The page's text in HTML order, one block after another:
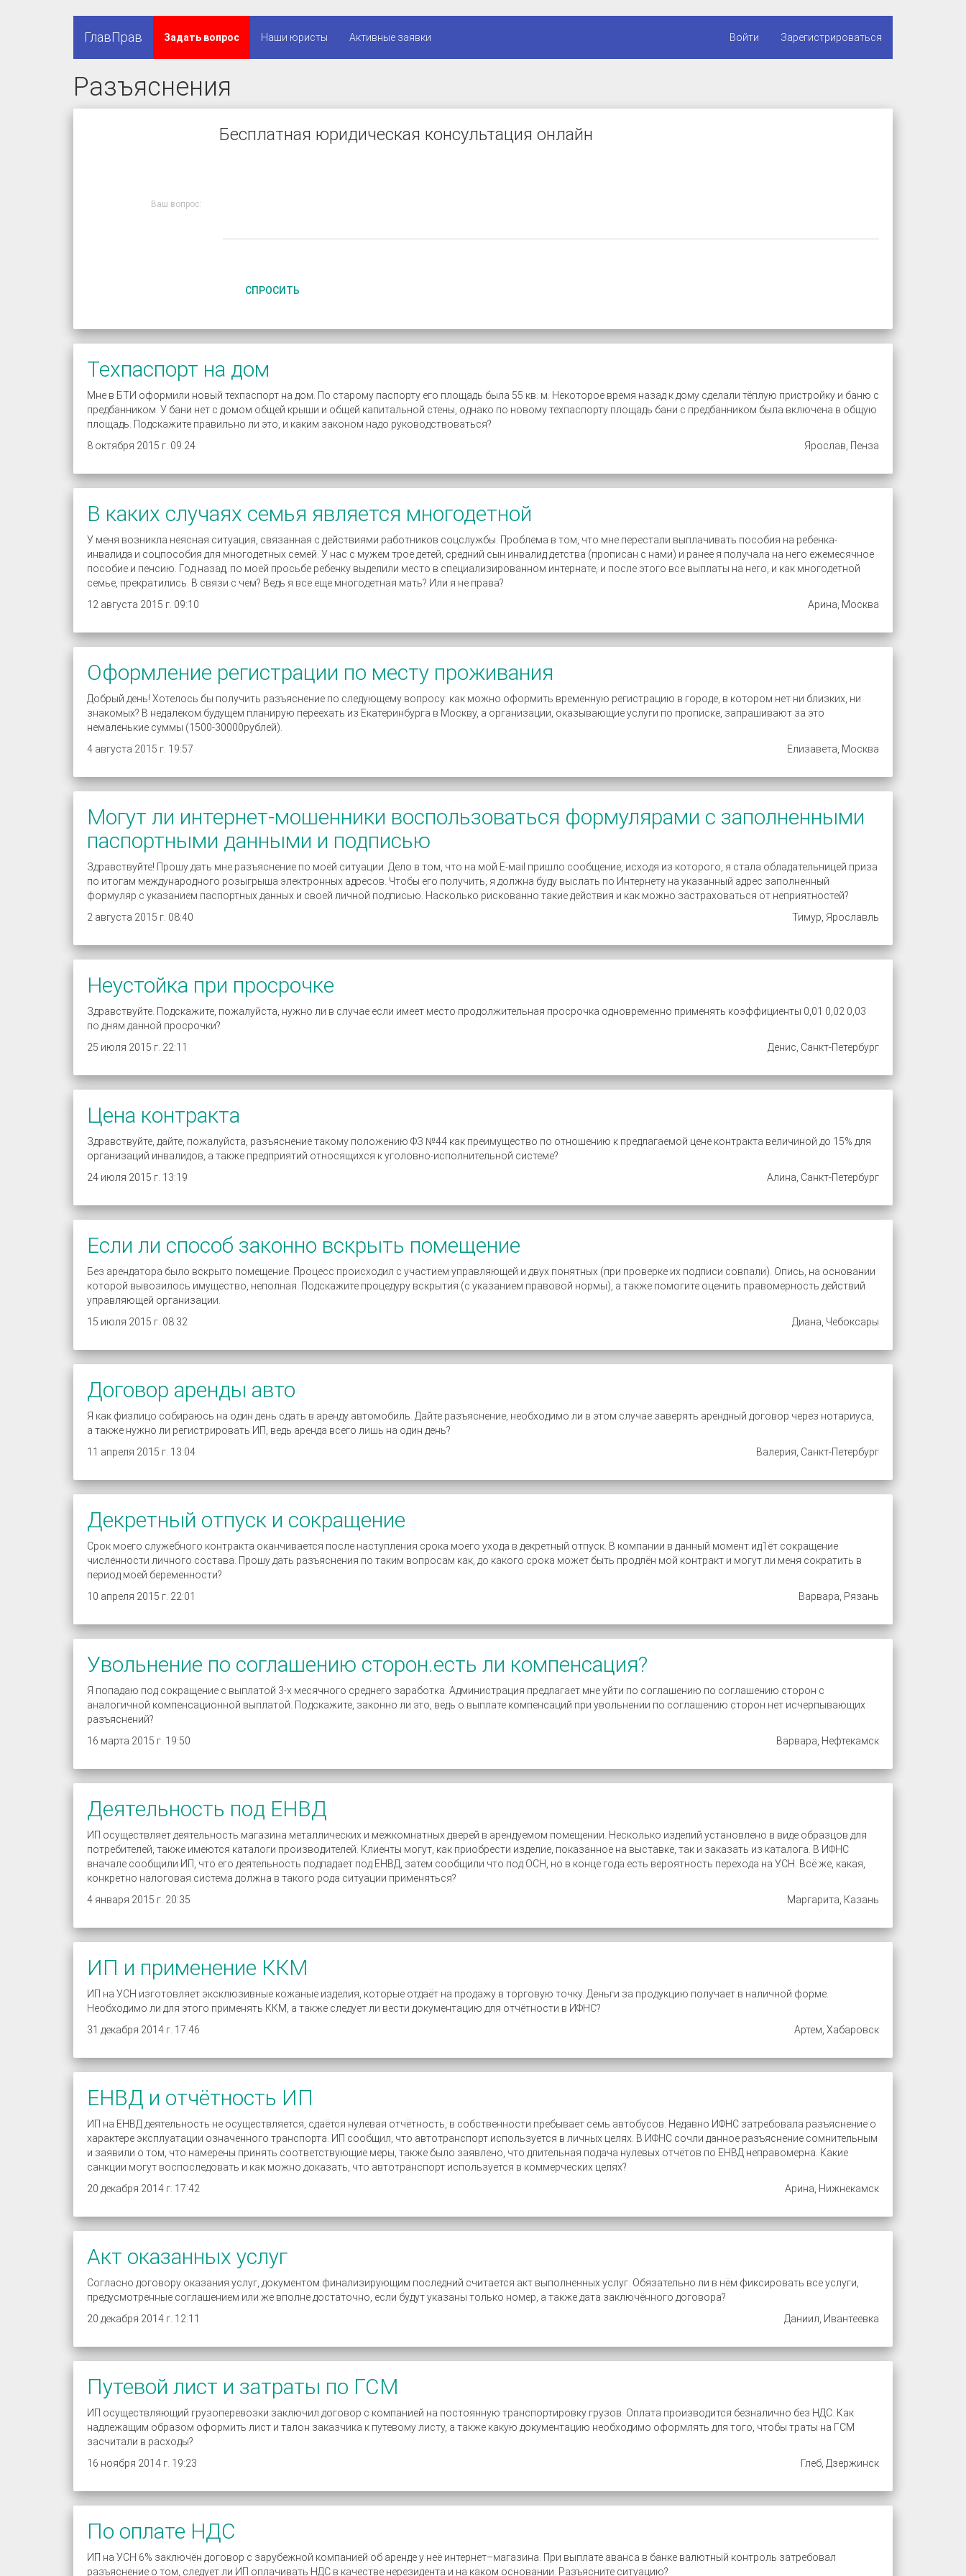
ГлавПрав Задать вопрос Наши юристы Активные заявки Войти Зарегистрироваться
Разъяснения
Бесплатная юридическая консультация онлайн
Ваш вопрос:
СПРОСИТЬ
Техпаспорт на дом
Мне в БТИ оформили новый техпаспорт на дом. По старому паспорту его площадь была 55 кв. м. Некоторое время назад к дому сделали тёплую пристройку и баню с
предбанником. У бани нет с домом общей крыши и общей капитальной стены, однако по новому техпаспорту площадь бани с предбанником была включена в общую
площадь. Подскажите правильно ли это, и каким законом надо руководствоваться?
8 октября 2015 г. 09:24
Ярослав, Пенза
В каких случаях семья является многодетной
У меня возникла неясная ситуация, связанная с действиями работников соцслужбы. Проблема в том, что мне перестали выплачивать пособия на ребенка-
инвалида и соцпособия для многодетных семей. У нас с мужем трое детей, средний сын инвалид детства (прописан с нами) и ранее я получала на него ежемесячное
пособие и пенсию. Год назад, по моей просьбе ребенку выделили место в специализированном интернате, и после этого все выплаты на него, и как многодетной
семье, прекратились. В связи с чем? Ведь я все еще многодетная мать? Или я не права?
12 августа 2015 г. 09:10
Арина, Москва
Оформление регистрации по месту проживания
Добрый день! Хотелось бы получить разъяснение по следующему вопросу: как можно оформить временную регистрацию в городе, в котором нет ни близких, ни
знакомых? В недалеком будущем планирую переехать из Екатеринбурга в Москву, а организации, оказывающие услуги по прописке, запрашивают за это
немаленькие суммы (1500-30000рублей).
4 августа 2015 г. 19:57
Елизавета, Москва
Могут ли интернет-мошенники воспользоваться формулярами с заполненными
паспортными данными и подписью
Здравствуйте! Прошу дать мне разъяснение по моей ситуации. Дело в том, что на мой Е-маil пришло сообщение, исходя из которого, я стала обладательницей приза
по итогам международного розыгрыша электронных адресов. Чтобы его получить, я должна буду выслать по Интернету на указанный адрес заполненный
формуляр с указанием паспортных данных и своей личной подписью. Насколько рискованно такие действия и как можно застраховаться от неприятностей?
2 августа 2015 г. 08:40
Тимур, Ярославль
Неустойка при просрочке
Здравствуйте. Подскажите, пожалуйста, нужно ли в случае если имеет место продолжительная просрочка одновременно применять коэффициенты 0,01 0,02 0,03
по дням данной просрочки?
25 июля 2015 г. 22:11
Денис, Санкт-Петербург
Цена контракта
Здравствуйте, дайте, пожалуйста, разъяснение такому положению ФЗ №44 как преимущество по отношению к предлагаемой цене контракта величиной до 15% для
организаций инвалидов, а также предприятий относящихся к уголовно-исполнительной системе?
24 июля 2015 г. 13:19
Алина, Санкт-Петербург
Если ли способ законно вскрыть помещение
Без арендатора было вскрыто помещение. Процесс происходил с участием управляющей и двух понятных (при проверке их подписи совпали). Опись, на основании
которой вывозилось имущество, неполная. Подскажите процедуру вскрытия (с указанием правовой нормы), а также помогите оценить правомерность действий
управляющей организации.
15 июля 2015 г. 08:32
Диана, Чебоксары
Договор аренды авто
Я как физлицо собираюсь на один день сдать в аренду автомобиль. Дайте разъяснение, необходимо ли в этом случае заверять арендный договор через нотариуса,
а также нужно ли регистрировать ИП, ведь аренда всего лишь на один день?
11 апреля 2015 г. 13:04
Валерия, Санкт-Петербург
Декретный отпуск и сокращение
Срок моего служебного контракта оканчивается после наступления срока моего ухода в декретный отпуск. В компании в данный момент ид1ёт сокращение
численности личного состава. Прошу дать разъяснения по таким вопросам как, до какого срока может быть продлён мой контракт и могут ли меня сократить в
период моей беременности?
10 апреля 2015 г. 22:01
Варвара, Рязань
Увольнение по соглашению сторон.есть ли компенсация?
Я попадаю под сокращение с выплатой 3-х месячного среднего заработка. Администрация предлагает мне уйти по соглашению по соглашению сторон с
аналогичной компенсационной выплатой. Подскажите, законно ли это, ведь о выплате компенсаций при увольнении по соглашению сторон нет исчерпывающих
разъяснений?
16 марта 2015 г. 19:50
Варвара, Нефтекамск
Деятельность под ЕНВД
ИП осуществляет деятельность магазина металлических и межкомнатных дверей в арендуемом помещении. Несколько изделий установлено в виде образцов для
потребителей, также имеются каталоги производителей. Клиенты могут, как приобрести изделие, показанное на выставке, так и заказать из каталога. В ИФНС
вначале сообщили ИП, что его деятельность подпадает под ЕНВД, затем сообщили что под ОСН, но в конце года есть вероятность перехода на УСН. Всё же, какая,
конкретно налоговая система должна в такого рода ситуации применяться?
4 января 2015 г. 20:35
Маргарита, Казань
ИП и применение ККМ
ИП на УСН изготовляет эксклюзивные кожаные изделия, которые отдаёт на продажу в торговую точку. Деньги за продукцию получает в наличной форме.
Необходимо ли для этого применять ККМ, а также следует ли вести документацию для отчётности в ИФНС?
31 декабря 2014 г. 17:46
Артем, Хабаровск
ЕНВД и отчётность ИП
ИП на ЕНВД деятельность не осуществляется, сдаётся нулевая отчётность, в собственности пребывает семь автобусов. Недавно ИФНС затребовала разъяснение о
характере эксплуатации означенного транспорта. ИП сообщил, что автотранспорт используется в личных целях. В ИФНС сочли данное разъяснение сомнительным
и заявили о том, что намерены принять соответствующие меры, также было заявлено, что длительная подача нулевых отчётов по ЕНВД неправомерна. Какие
санкции могут воспоследовать и как можно доказать, что автотранспорт используется в коммерческих целях?
20 декабря 2014 г. 17:42
Арина, Нижнекамск
Акт оказанных услуг
Согласно договору оказания услуг, документом финализирующим последний считается акт выполненных услуг. Обязательно ли в нём фиксировать все услуги,
предусмотренные соглашением или же вполне достаточно, если будут указаны только номер, а также дата заключённого договора?
20 декабря 2014 г. 12:11
Даниил, Ивантеевка
Путевой лист и затраты по ГСМ
ИП осуществляющий грузоперевозки заключил договор с компанией на постоянную транспортировку грузов. Оплата производится безналично без НДС. Как
надлежащим образом оформить лист и талон заказчика к путевому листу, а также какую документацию необходимо оформлять для того, чтобы траты на ГСМ
засчитали в расходы?
16 ноября 2014 г. 19:23
Глеб, Дзержинск
По оплате НДС
ИП на УСН 6% заключён договор с зарубежной компанией об аренде у неё интернет–магазина. При выплате аванса в банке валютный контроль затребовал
разъяснение о том, следует ли ИП оплачивать НДС в качестве нерезидента и на каком основании. Разъясните ситуацию?